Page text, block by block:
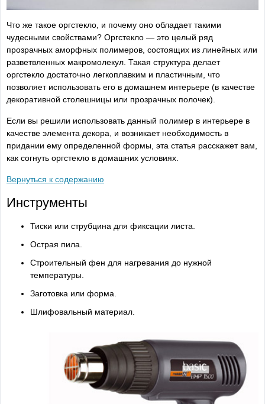
Что же такое оргстекло, и почему оно обладает такими
чудесными свойствами? Оргстекло — это целый ряд
прозрачных аморфных полимеров, состоящих из линейных или
разветвленных макромолекул. Такая структура делает
оргстекло достаточно легкоплавким и пластичным, что
позволяет использовать его в домашнем интерьере (в качестве
декоративной столешницы или прозрачных полочек).
Если вы решили использовать данный полимер в интерьере в
качестве элемента декора, и возникает необходимость в
придании ему определенной формы, эта статья расскажет вам,
как согнуть оргстекло в домашних условиях.
Вернуться к содержанию
Инструменты
Тиски или струбцина для фиксации листа.
Острая пила.
Строительный фен для нагревания до нужной
температуры.
Заготовка или форма.
Шлифовальный материал.